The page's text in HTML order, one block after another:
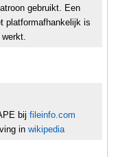
gebruikt. Een
platformafhankelijk is
bij fileinfo.com
in wikipedia